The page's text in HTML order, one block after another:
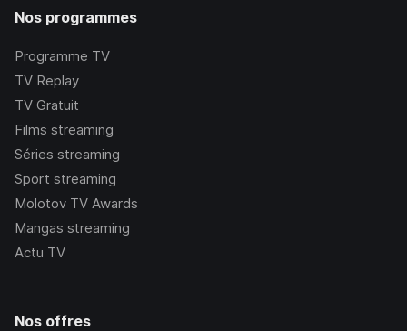
Nos programmes
Programme TV
TV Replay
TV Gratuit
Films streaming
Séries streaming
Sport streaming
Molotov TV Awards
Mangas streaming
Actu TV
Nos offres